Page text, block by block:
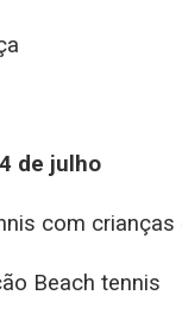
de julho
com crianças
Beach tennis